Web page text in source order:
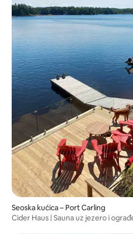
Seoska kućica – Port Carling
Cider Haus | Sauna uz jezero i